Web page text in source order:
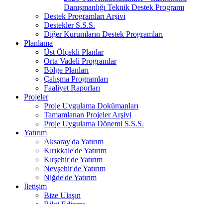
Danışmanlığı Teknik Destek Programı
Destek Programları Arşivi
Destekler S.S.S.
Diğer Kurumların Destek Programları
Planlama
Üst Ölçekli Planlar
Orta Vadeli Programlar
Bölge Planları
Çalışma Programları
Faaliyet Raporları
Projeler
Proje Uygulama Dokümanları
Tamamlanan Projeler Arşivi
Proje Uygulama Dönemi S.S.S.
Yatırım
Aksaray'da Yatırım
Kırıkkale'de Yatırım
Kırşehir'de Yatırım
Nevşehir'de Yatırım
Niğde'de Yatırım
İletişim
Bize Ulaşın